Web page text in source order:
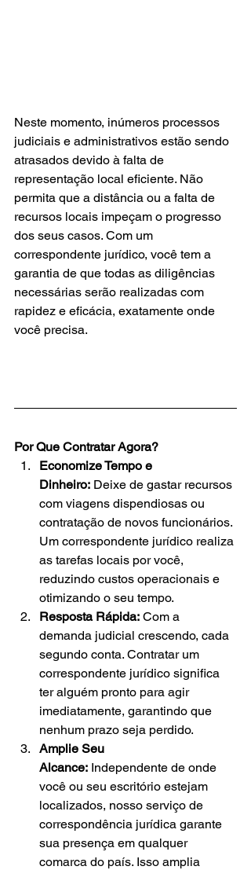
Neste momento, inúmeros processos
judiciais e administrativos estão sendo
atrasados devido à falta de
representação local eficiente. Não
permita que a distância ou a falta de
recursos locais impeçam o progresso
dos seus casos. Com um
correspondente jurídico, você tem a
garantia de que todas as diligências
necessárias serão realizadas com
rapidez e eficácia, exatamente onde
você precisa.
Por Que Contratar Agora?
Economize Tempo e
Dinheiro: Deixe de gastar recursos
com viagens dispendiosas ou
contratação de novos funcionários.
Um correspondente jurídico realiza
as tarefas locais por você,
reduzindo custos operacionais e
otimizando o seu tempo.
Resposta Rápida: Com a
demanda judicial crescendo, cada
segundo conta. Contratar um
correspondente jurídico significa
ter alguém pronto para agir
imediatamente, garantindo que
nenhum prazo seja perdido.
Amplie Seu
Alcance: Independente de onde
você ou seu escritório estejam
localizados, nosso serviço de
correspondência jurídica garante
sua presença em qualquer
comarca do país. Isso amplia